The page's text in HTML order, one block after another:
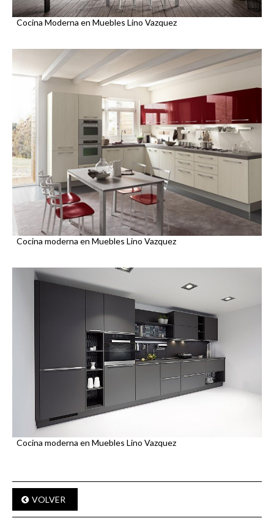
Cocina Moderna en Muebles Lino Vazquez
Cocina moderna en Muebles Lino Vazquez
Cocina moderna en Muebles Lino Vazquez
VOLVER